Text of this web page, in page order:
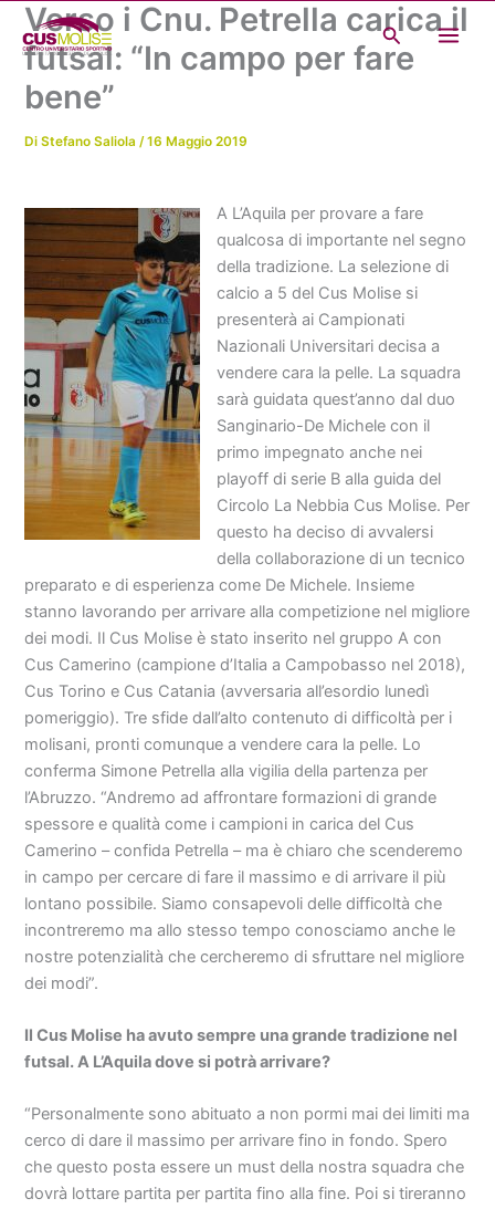
contenuto
Cerca
Verso i Cnu. Petrella carica il
futsal: “In campo per fare
bene”
DiStefano Saliola/16 Maggio 2019
A L’Aquila per provare a fare
qualcosa di importante nel segno
della tradizione. La selezione di
calcio a 5 del Cus Molise si
presenterà ai Campionati
Nazionali Universitari decisa a
vendere cara la pelle. La squadra
sarà guidata quest’anno dal duo
Sanginario-De Michele con il
primo impegnato anche nei
playoff di serie B alla guida del
Circolo La Nebbia Cus Molise. Per
questo ha deciso di avvalersi
della collaborazione di un tecnico
preparato e di esperienza come De Michele. Insieme
stanno lavorando per arrivare alla competizione nel migliore
dei modi. Il Cus Molise è stato inserito nel gruppo A con
Cus Camerino (campione d’Italia a Campobasso nel 2018),
Cus Torino e Cus Catania (avversaria all’esordio lunedì
pomeriggio). Tre sfide dall’alto contenuto di difficoltà per i
molisani, pronti comunque a vendere cara la pelle. Lo
conferma Simone Petrella alla vigilia della partenza per
l’Abruzzo. “Andremo ad affrontare formazioni di grande
spessore e qualità come i campioni in carica del Cus
Camerino – confida Petrella – ma è chiaro che scenderemo
in campo per cercare di fare il massimo e di arrivare il più
lontano possibile. Siamo consapevoli delle difficoltà che
incontreremo ma allo stesso tempo conosciamo anche le
nostre potenzialità che cercheremo di sfruttare nel migliore
dei modi”.
Il Cus Molise ha avuto sempre una grande tradizione nel
futsal. A L’Aquila dove si potrà arrivare?
“Personalmente sono abituato a non pormi mai dei limiti ma
cerco di dare il massimo per arrivare fino in fondo. Spero
che questo posta essere un must della nostra squadra che
dovrà lottare partita per partita fino alla fine. Poi si tireranno